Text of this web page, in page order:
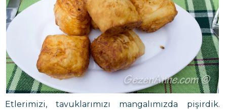
Etlerimizi, tavuklarımızı mangalımızda pişirdik.